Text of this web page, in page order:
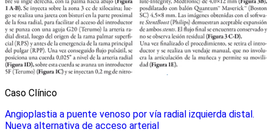
Caso Clínico
Angioplastia a puente venoso por vía radial izquierda distal.
Nueva alternativa de acceso arterial